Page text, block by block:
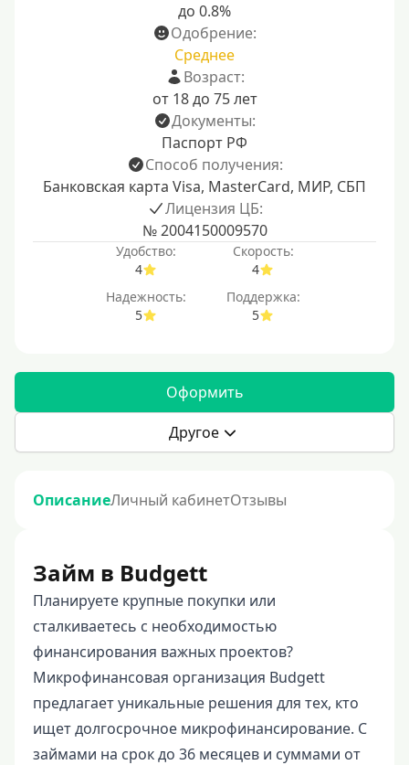
до 0.8%
Одобрение:
Среднее
Возраст:
от 18 до 75 лет
Документы:
Паспорт РФ
Способ получения:
Банковская карта Visa, MasterCard, МИР, СБП
Лицензия ЦБ:
№ 2004150009570
Удобство:
4
Скорость:
4
Надежность:
5
Поддержка:
5
Оформить
Другое
ОписаниеЛичный кабинетОтзывы
Займ в Budgett
Планируете крупные покупки или
сталкиваетесь с необходимостью
финансирования важных проектов?
Микрофинансовая организация Budgett
предлагает уникальные решения для тех, кто
ищет долгосрочное микрофинансирование. С
займами на срок до 36 месяцев и суммами от